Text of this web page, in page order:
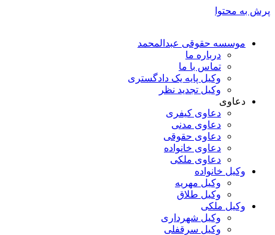
پرش به محتوا
موسسه حقوقی عبدالمحمد
درباره ما
تماس با ما
وکیل پایه یک دادگستری
وکیل تجدید نظر
دعاوی
دعاوی کیفری
دعاوی مدنی
دعاوی حقوقی
دعاوی خانواده
دعاوی ملکی
وکیل خانواده
وکیل مهریه
وکیل طلاق
وکیل ملکی
وکیل شهرداری
وکیل سرقفلی